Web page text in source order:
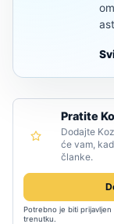
Pratite
Dodajte
će vam,
članke.
Potrebno je biti
trenutku.